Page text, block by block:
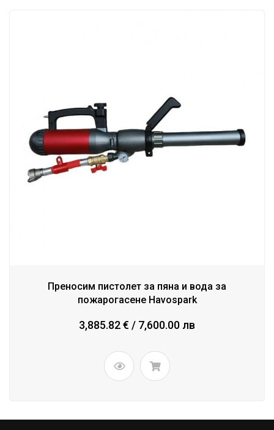
Преносим пистолет за пяна и вода за
пожарогасене Havospark
3,885.82 € / 7,600.00 лв